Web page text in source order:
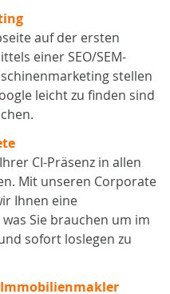
auf der ersten
einer SEO/SEM-
stellen
leicht zu finden sind
CI-Präsenz in allen
Mit unseren Corporate
Ihnen eine
Sie brauchen um im
sofort loslegen zu